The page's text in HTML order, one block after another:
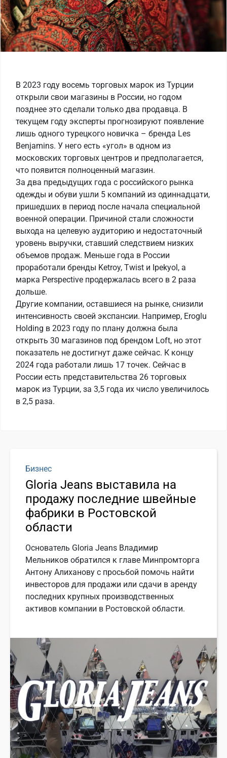
В 2023 году восемь торговых марок из Турции
открыли свои магазины в России, но годом
позднее это сделали только два продавца. В
текущем году эксперты прогнозируют появление
лишь одного турецкого новичка – бренда Les
Benjamins. У него есть «угол» в одном из
московских торговых центров и предполагается,
что появится полноценный магазин.
За два предыдущих года с российского рынка
одежды и обуви ушли 5 компаний из одиннадцати,
пришедших в период после начала специальной
военной операции. Причиной стали сложности
выхода на целевую аудиторию и недостаточный
уровень выручки, ставший следствием низких
объемов продаж. Меньше года в России
проработали бренды Ketroy, Twist и Ipekyol, а
марка Perspective продержалась всего в 2 раза
дольше.
Другие компании, оставшиеся на рынке, снизили
интенсивность своей экспансии. Например, Eroglu
Holding в 2023 году по плану должна была
открыть 30 магазинов под брендом Loft, но этот
показатель не достигнут даже сейчас. К концу
2024 года работали лишь 17 точек. Сейчас в
России есть представительства 26 торговых
марок из Турции, за 3,5 года их число увеличилось
в 2,5 раза.
Бизнес
Gloria Jeans выставила на
продажу последние швейные
фабрики в Ростовской
области
Основатель Gloria Jeans Владимир
Мельников обратился к главе Минпромторга
Антону Алиханову с просьбой помочь найти
инвесторов для продажи или сдачи в аренду
последних крупных производственных
активов компании в Ростовской области.